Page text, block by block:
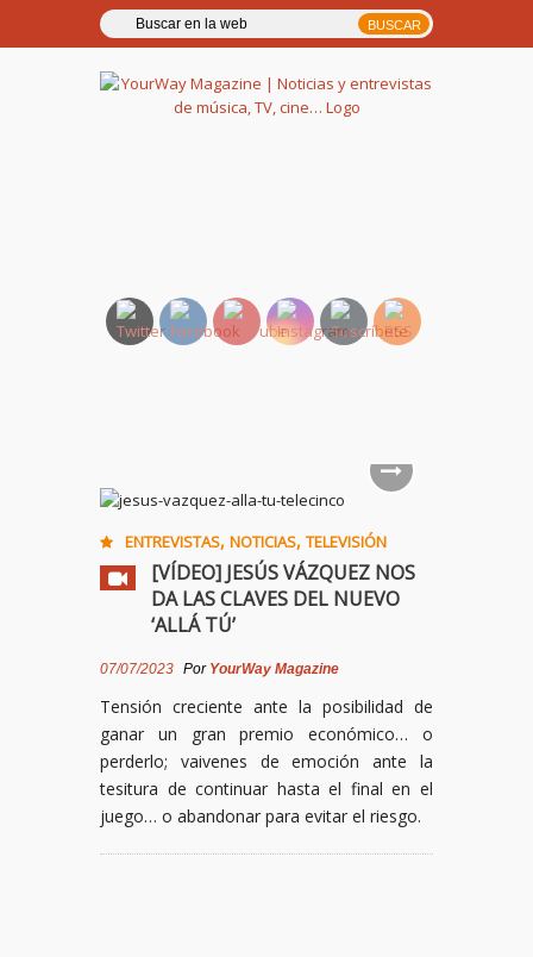
ENTREVISTAS, NOTICIAS, TELEVISIÓN
[VÍDEO] JESÚS VÁZQUEZ NOS
DA LAS CLAVES DEL NUEVO
‘ALLÁ TÚ’
07/07/2023 Por YourWay Magazine
Tensión creciente ante la posibilidad de
ganar un gran premio económico… o
perderlo; vaivenes de emoción ante la
tesitura de continuar hasta el final en el
juego… o abandonar para evitar el riesgo.